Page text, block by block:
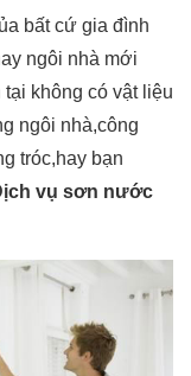
bất cứ gia đình
ngôi nhà mới
không có vật liệu
ngôi nhà,công
tróc,hay bạn
vụ sơn nước